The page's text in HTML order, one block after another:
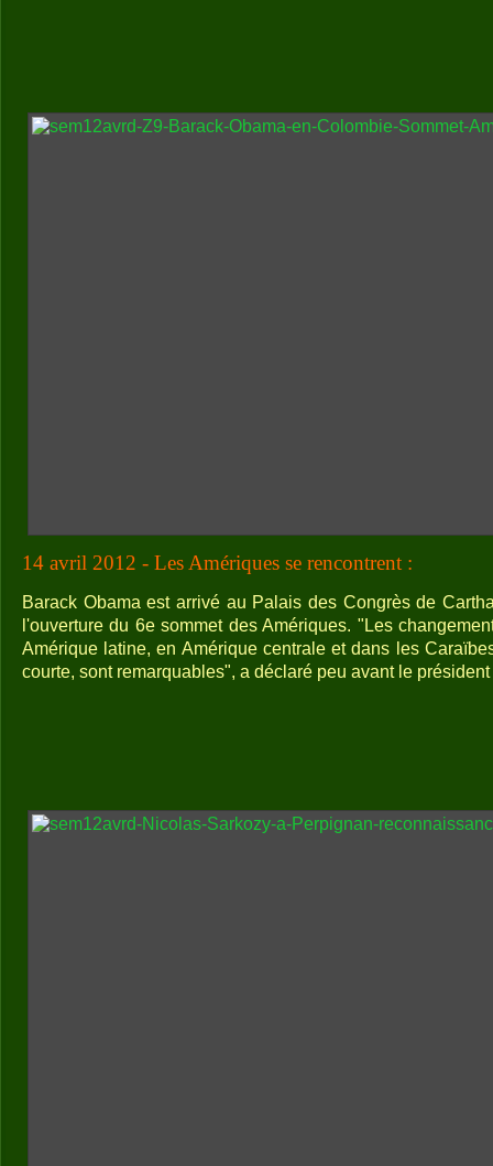
14 avril 2012 - Les Amériques se rencontrent :
Barack Obama est arrivé au Palais des Congrès de
l'ouverture du 6e sommet des Amériques. "Les
Amérique latine, en Amérique centrale et dans les
courte, sont remarquables", a déclaré peu avant le